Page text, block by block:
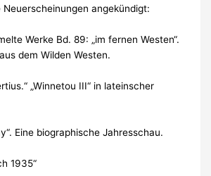
Neuerscheinungen angekündigt:
Werke Bd. 89: „im fernen Westen“.
dem Wilden Westen.
„Winnetou III“ in lateinscher
Eine biographische Jahresschau.
1935“